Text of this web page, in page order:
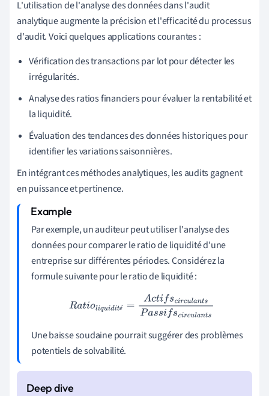
L'utilisation de l'analyse des données dans l'audit
analytique augmente la précision et l'efficacité du processus
d'audit. Voici quelques applications courantes :
Vérification des transactions par lot pour détecter les
irrégularités.
Analyse des ratios financiers pour évaluer la rentabilité et
la liquidité.
Évaluation des tendances des données historiques pour
identifier les variations saisonnières.
En intégrant ces méthodes analytiques, les audits gagnent
en puissance et pertinence.
Par exemple, un auditeur peut utiliser l'analyse des
données pour comparer le ratio de liquidité d'une
entreprise sur différentes périodes. Considérez la
formule suivante pour le ratio de liquidité :
é
oliquidité Acti sci rculantsPassifscircu
Une baisse soudaine pourrait suggérer des problèmes
potentiels de solvabilité.